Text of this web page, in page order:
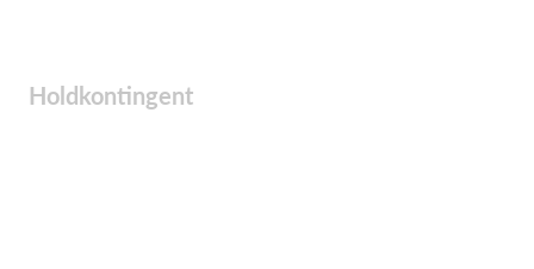
Holdkontingent